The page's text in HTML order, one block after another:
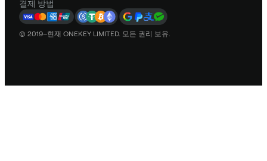
결제 방법
© 2019–현재 ONEKEY LIMITED. 모든 권리 보유.